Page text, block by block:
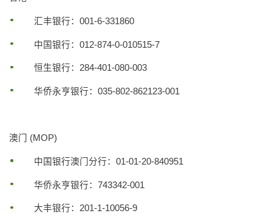
汇丰银行：001-6-331860
中国银行：012-874-0-010515-7
恒生银行：284-401-080-003
华侨永亨银行：035-802-862123-001
澳门 (MOP)
中国银行澳门分行：01-01-20-840951
华侨永亨银行：743342-001
大丰银行：201-1-10056-9